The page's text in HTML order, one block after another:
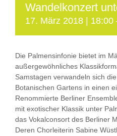
Wandelkonzert
17. März 2018 | 18:00
Die Palmensinfonie bietet im
außergewöhnliches
Samstagen verwandeln sich
Botanischen Gartens in einen
Renommierte Berliner
mit exotischer Klassik unter
das Vokalconsort des Berliner
Deren Chorleiterin Sabine